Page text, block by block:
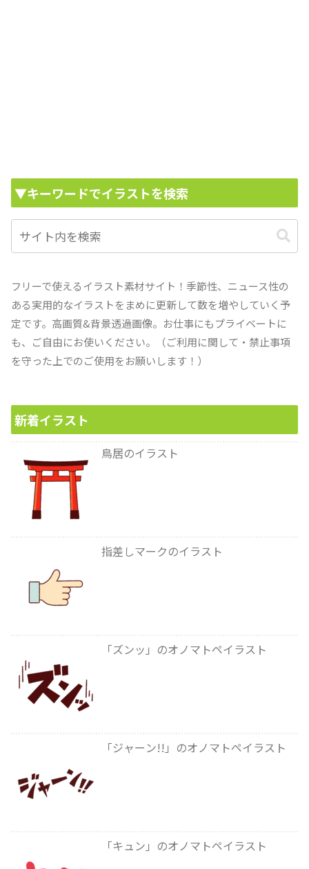
▼キーワードでイラストを検索
フリーで使えるイラスト素材サイト！季節性、ニュース性の
ある実用的なイラストをまめに更新して数を増やしていく予
定です。高画質&背景透過画像。お仕事にもプライベートに
も、ご自由にお使いください。（ご利用に関して・禁止事項
を守った上でのご使用をお願いします！）
新着イラスト
鳥居のイラスト
指差しマークのイラスト
「ズンッ」のオノマトペイラスト
「ジャーン!!」のオノマトペイラスト
「キュン」のオノマトペイラスト